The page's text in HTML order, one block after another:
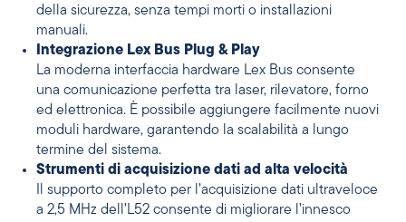
della sicurezza, senza tempi morti o installazioni
manuali.
Integrazione Lex Bus Plug & Play
La moderna interfaccia hardware Lex Bus consente
una comunicazione perfetta tra laser, rilevatore, forno
ed elettronica. È possibile aggiungere facilmente nuovi
moduli hardware, garantendo la scalabilità a lungo
termine del sistema.
Strumenti di acquisizione dati ad alta velocità
Il supporto completo per l’acquisizione dati ultraveloce
a 2,5 MHz dell’L52 consente di migliorare l’innesco